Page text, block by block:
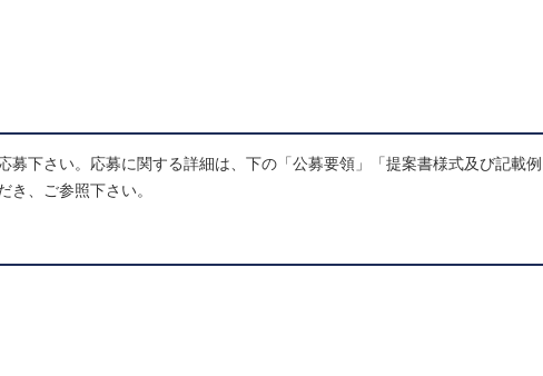
下さい。応募に関する詳細は、下の「公募要領」「提案書様式及び記載
、ご参照下さい。